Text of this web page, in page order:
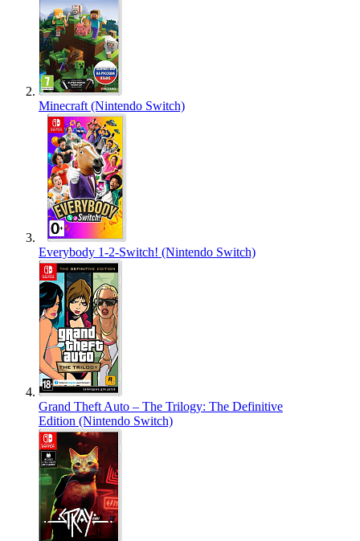
Minecraft (Nintendo Switch)
Everybody 1-2-Switch! (Nintendo Switch)
Grand Theft Auto – The Trilogy: The Definitive
Edition (Nintendo Switch)